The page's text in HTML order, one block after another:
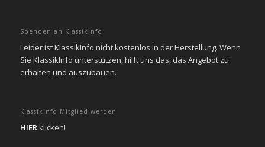
Spenden an KlassikInfo
Leider ist KlassikInfo nicht kostenlos in der Herstellung. Wenn
Sie KlassikInfo unterstützen, hilft uns das, das Angebot zu
erhalten und auszubauen.
Klassikinfo Mitglied werden
HIERklicken!